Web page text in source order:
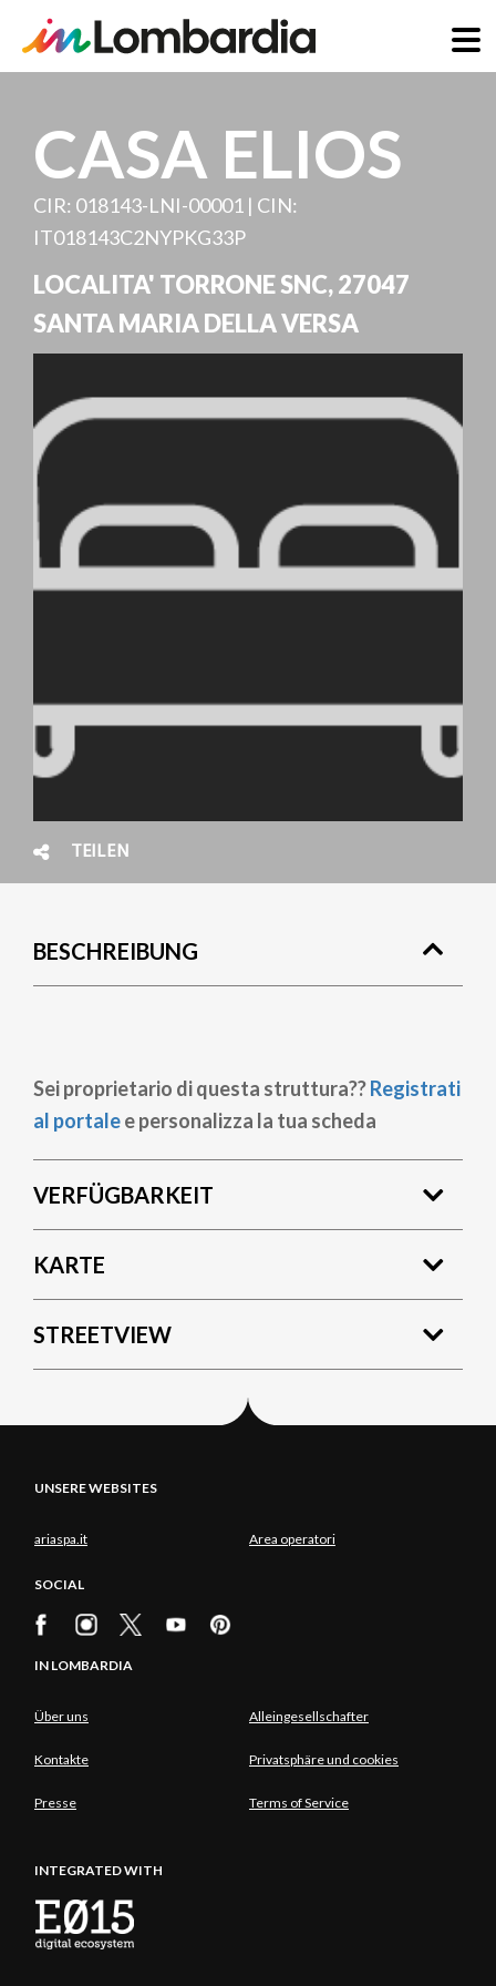
InhaltCASA ELIOS
CIR: 018143-LNI-00001 | CIN:
IT018143C2NYPKG33P
LOCALITA' TORRONE SNC,27047
SANTA MARIA DELLA VERSA
TEILEN
BESCHREIBUNG
Sei proprietario di questa struttura??Registrati
al portalee personalizza la tua scheda
VERFÜGBARKEIT
KARTE
STREETVIEW
UNSERE WEBSITES
ariaspa.it Area operatori
SOCIAL
IN LOMBARDIA
Über uns Alleingesellschafter
Kontakte Privatsphäre und cookies
Presse Terms of Service
INTEGRATED WITH